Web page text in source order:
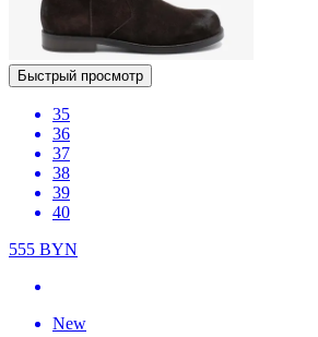
Быстрый просмотр
35
36
37
38
39
40
555 BYN
New